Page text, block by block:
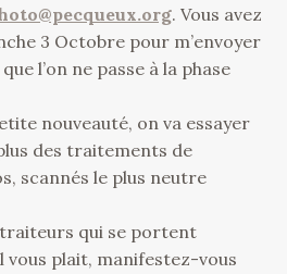
. Vous avez
3 Octobre pour m’envoyer
l’on ne passe à la phase
nouveauté, on va essayer
des traitements de
scannés le plus neutre
qui se portent
vous plait, manifestez-vous